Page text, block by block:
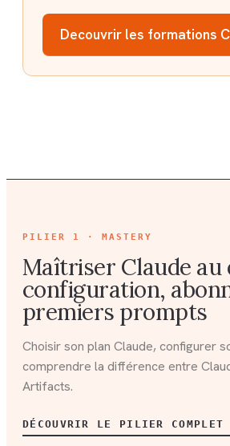
Decouvrir les formations
PILIER 1 · MASTERY
Maîtriser Claude au
configuration,
premiers prompts
Choisir son plan Claude, configurer
comprendre la différence entre
Artifacts.
DÉCOUVRIR LE PILIER COMPLET